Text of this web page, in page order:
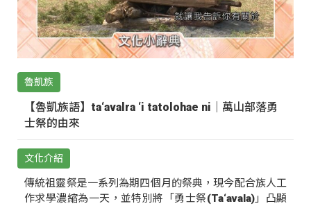
魯凱族
【魯凱族語】ta‘avalra ‘i tatolohae ni｜萬山部落勇
士祭的由來
文化介紹
傳統祖靈祭是一系列為期四個月的祭典，現今配合族人工
作求學濃縮為一天，並特別將「勇士祭(Ta‘avala)」凸顯